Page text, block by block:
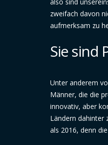
zweifach davon
aufmerksam zu
Sie sind
Unter anderem
Männer, die die
innovativ, aber
Ländern dahinter
als 2016, denn